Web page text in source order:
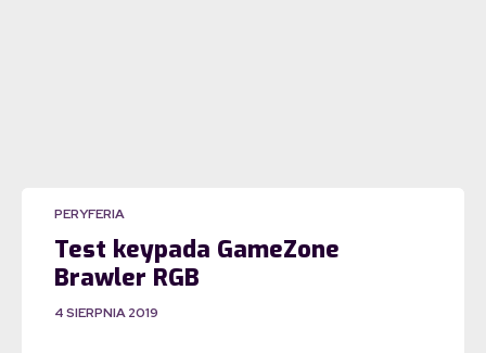
PERYFERIA
Test keypada GameZone
Brawler RGB
4 SIERPNIA 2019